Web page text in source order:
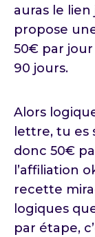
auras le
propose
50€ par
90 jours.
Alors
lettre, tu es
donc 50€
l’affiliation
recette
logiques
par étape,